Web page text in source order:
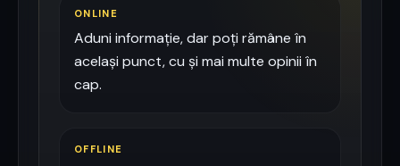
ONLINE
Aduni informație, dar poți rămâne în
același punct, cu și mai multe opinii în
cap.
OFFLINE